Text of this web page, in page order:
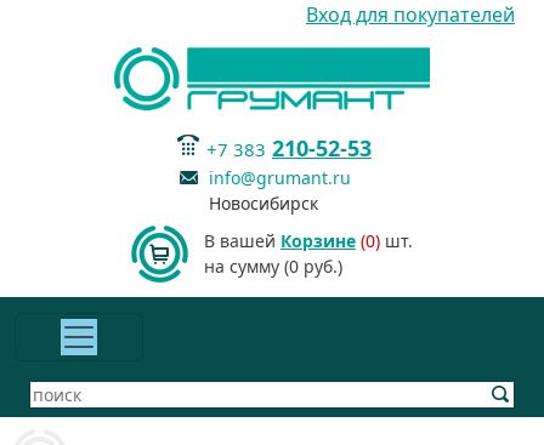
Вход для покупателей
+7 383 210-52-53
info@grumant.ru
Новосибирск
В вашей Корзине (0) шт.
на сумму (0 руб.)